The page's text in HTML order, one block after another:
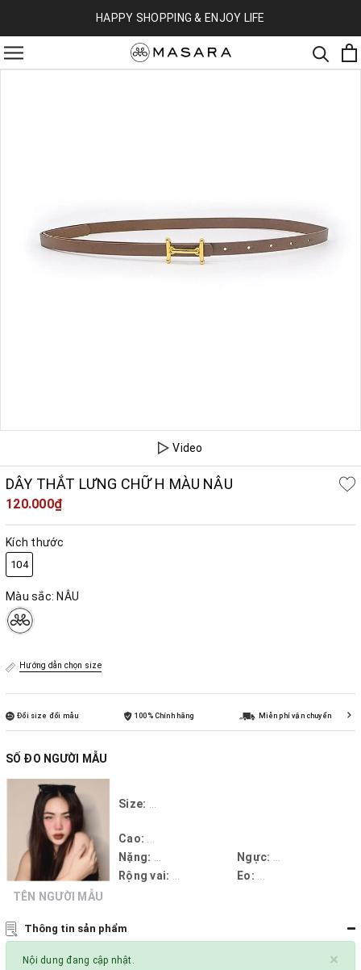
HAPPY SHOPPING & ENJOY LIFE
Video
DÂY THẮT LƯNG CHỮ H MÀU NÂU
120.000₫
Kích thước
104
Màu sắc: NÂU
Hướng dẫn chọn size
Đổi size đổi mẫu 100% Chính hãng Miễn phí vận chuyển
SỐ ĐO NGƯỜI MẪU
TÊN NGƯỜI MẪU
Size:
Cao:
Nặng:
Ngực:
Rộng vai:
Eo:
Thông tin sản phẩm
×
Nội dung đang cập nhật.